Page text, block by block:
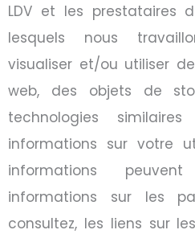
LDV et les prestataires
lesquels nous
visualiser et/ou utiliser
web, des objets de
technologies
informations sur votre
informations
informations sur les
consultez, les liens sur